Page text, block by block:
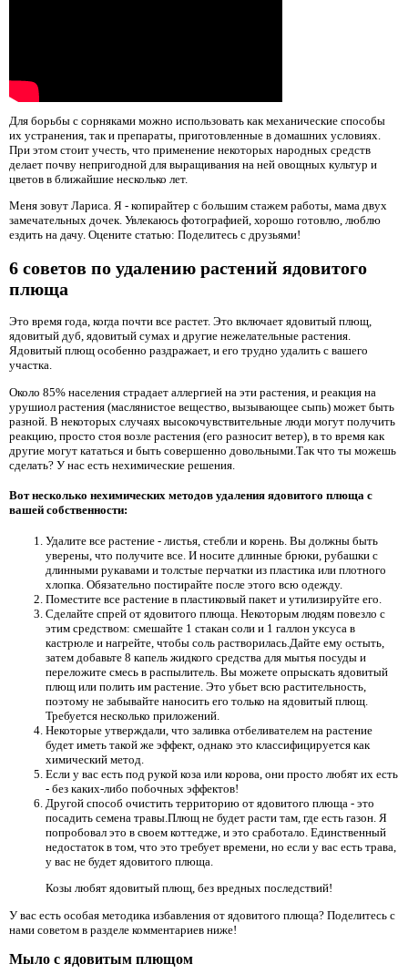
Для борьбы с сорняками можно использовать как механические способы
их устранения, так и препараты, приготовленные в домашних условиях.
При этом стоит учесть, что применение некоторых народных средств
делает почву непригодной для выращивания на ней овощных культур и
цветов в ближайшие несколько лет.
Меня зовут Лариса. Я - копирайтер с большим стажем работы, мама двух
замечательных дочек. Увлекаюсь фотографией, хорошо готовлю, люблю
ездить на дачу. Оцените статью: Поделитесь с друзьями!
6 советов по удалению растений ядовитого
плюща
Это время года, когда почти все растет. Это включает ядовитый плющ,
ядовитый дуб, ядовитый сумах и другие нежелательные растения.
Ядовитый плющ особенно раздражает, и его трудно удалить с вашего
участка.
Около 85% населения страдает аллергией на эти растения, и реакция на
урушиол растения (маслянистое вещество, вызывающее сыпь) может быть
разной. В некоторых случаях высокочувствительные люди могут получить
реакцию, просто стоя возле растения (его разносит ветер), в то время как
другие могут кататься и быть совершенно довольными.Так что ты можешь
сделать? У нас есть нехимические решения.
Вот несколько нехимических методов удаления ядовитого плюща с
вашей собственности:
Удалите все растение - листья, стебли и корень. Вы должны быть
уверены, что получите все. И носите длинные брюки, рубашки с
длинными рукавами и толстые перчатки из пластика или плотного
хлопка. Обязательно постирайте после этого всю одежду.
Поместите все растение в пластиковый пакет и утилизируйте его.
Сделайте спрей от ядовитого плюща. Некоторым людям повезло с
этим средством: смешайте 1 стакан соли и 1 галлон уксуса в
кастрюле и нагрейте, чтобы соль растворилась.Дайте ему остыть,
затем добавьте 8 капель жидкого средства для мытья посуды и
переложите смесь в распылитель. Вы можете опрыскать ядовитый
плющ или полить им растение. Это убьет всю растительность,
поэтому не забывайте наносить его только на ядовитый плющ.
Требуется несколько приложений.
Некоторые утверждали, что заливка отбеливателем на растение
будет иметь такой же эффект, однако это классифицируется как
химический метод.
Если у вас есть под рукой коза или корова, они просто любят их есть
- без каких-либо побочных эффектов!
Другой способ очистить территорию от ядовитого плюща - это
посадить семена травы.Плющ не будет расти там, где есть газон. Я
попробовал это в своем коттедже, и это сработало. Единственный
недостаток в том, что это требует времени, но если у вас есть трава,
у вас не будет ядовитого плюща.
Козы любят ядовитый плющ, без вредных последствий!
У вас есть особая методика избавления от ядовитого плюща? Поделитесь с
нами советом в разделе комментариев ниже!
Мыло с ядовитым плющом